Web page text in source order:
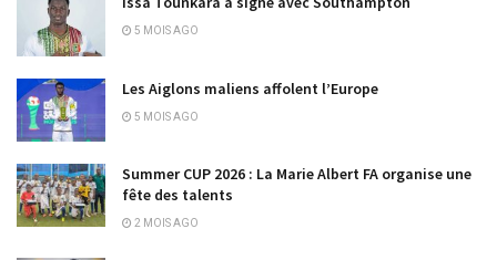
5 MOIS AGO
Les Aiglons maliens affolent l’Europe
5 MOIS AGO
Summer CUP 2026 : La Marie Albert FA organise une
fête des talents
2 MOIS AGO